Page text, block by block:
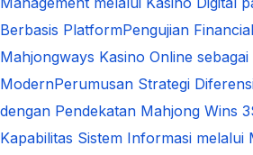
Berbasis PlatformPengujian
Mahjongways Kasino Online
ModernPerumusan Strategi
dengan Pendekatan Mahjong Wins 3
Kapabilitas Sistem Informasi melalui